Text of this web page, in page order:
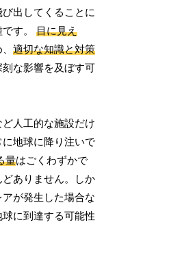
出してくることに
です。目に見え
、適切な知識と対策
な影響を及ぼす可
人工的な施設だけ
に地球に降り注いで
量はごくわずかで
ありません。しか
が発生した場合な
球に到達する可能性